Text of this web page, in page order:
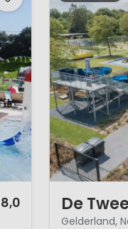
8,0 De
Gelderland,